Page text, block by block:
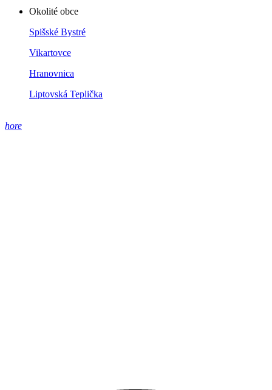
Okolité obce
Spišské Bystré
Vikartovce
Hranovnica
Liptovská Teplička
hore